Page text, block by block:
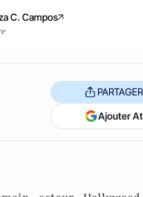
C. Campos
PARTAGER
Ajouter